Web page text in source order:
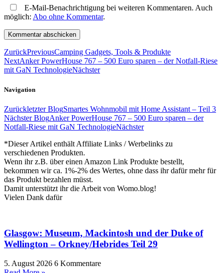
E-Mail-Benachrichtigung bei weiteren Kommentaren. Auch
möglich: Abo ohne Kommentar.
ZurückPreviousCamping Gadgets, Tools & Produkte
NextAnker PowerHouse 767 – 500 Euro sparen – der Notfall-Riese
mit GaN TechnologieNächster
Navigation
Zurückletzter BlogSmartes Wohnmobil mit Home Assistant – Teil 3
Nächster BlogAnker PowerHouse 767 – 500 Euro sparen – der
Notfall-Riese mit GaN TechnologieNächster
*Dieser Artikel enthält Affiliate Links / Werbelinks zu
verschiedenen Produkten.
Wenn ihr z.B. über einen Amazon Link Produkte bestellt,
bekommen wir ca. 1%-2% des Wertes, ohne dass ihr dafür mehr für
das Produkt bezahlen müsst.
Damit unterstützt ihr die Arbeit von Womo.blog!
Vielen Dank dafür
Glasgow: Museum, Mackintosh und der Duke of
Wellington – Orkney/Hebrides Teil 29
5. August 2026 6 Kommentare